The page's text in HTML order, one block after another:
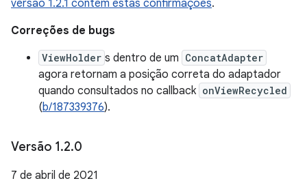
versão 1.2.1 contém estas confirmações.
Correções de bugs
ViewHolder s dentro de um ConcatAdapter
agora retornam a posição correta do adaptador
quando consultados no callback onViewRecycled
(b/187339376).
Versão 1.2.0
7 de abril de 2021